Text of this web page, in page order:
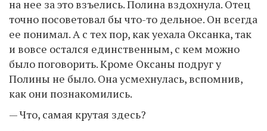
на нее за это взъелись. Полина вздохнула. Отец
точно посоветовал бы что-то дельное. Он всегда
ее понимал. А с тех пор, как уехала Оксанка, так
и вовсе остался единственным, с кем можно
было поговорить. Кроме Оксаны подруг у
Полины не было. Она усмехнулась, вспомнив,
как они познакомились.
— Что, самая крутая здесь?